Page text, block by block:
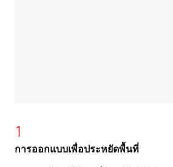
1
การออกแบบเพื่อประหยัดพื้นที่